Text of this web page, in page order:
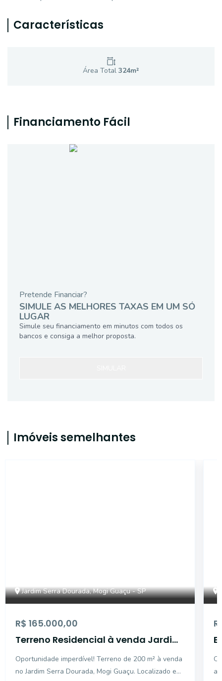
Características
Área Total 324m²
Financiamento Fácil
Pretende Financiar?
SIMULE AS MELHORES TAXAS EM UM SÓ
LUGAR
Simule seu financiamento em minutos com todos os
bancos e consiga a melhor proposta.
Imóveis semelhantes
Jardim Serra Dourada, Mogi Guaçu - SP
R$ 165.000,00
Terreno Residencial à venda Jardim
Oportunidade imperdível! Terreno de 200 m² à venda
no Jardim Serra Dourada, Mogi Guaçu. Localizado em